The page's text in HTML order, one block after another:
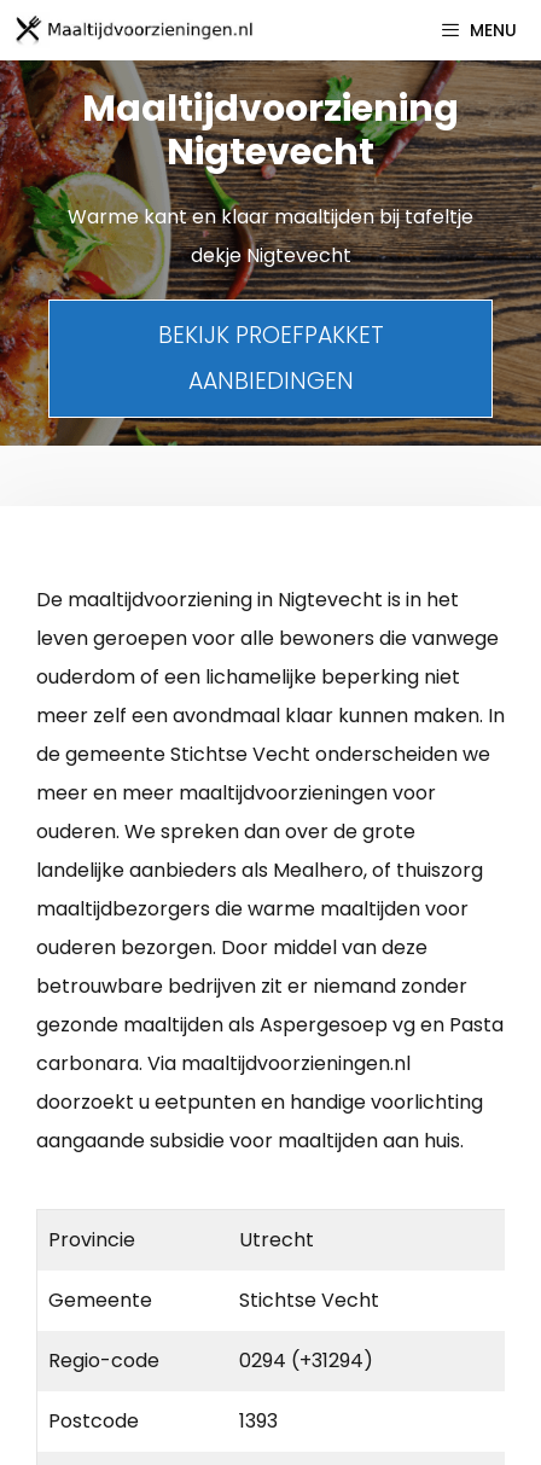
Spring
naar
inhoud
MENU
Maaltijdvoorziening
Nigtevecht
Warme kant en klaar maaltijden bij tafeltje
dekje Nigtevecht
BEKIJK PROEFPAKKET
AANBIEDINGEN
De maaltijdvoorziening in Nigtevecht is in het
leven geroepen voor alle bewoners die vanwege
ouderdom of een lichamelijke beperking niet
meer zelf een avondmaal klaar kunnen maken. In
de gemeente Stichtse Vecht onderscheiden we
meer en meer maaltijdvoorzieningen voor
ouderen. We spreken dan over de grote
landelijke aanbieders als Mealhero, of thuiszorg
maaltijdbezorgers die warme maaltijden voor
ouderen bezorgen. Door middel van deze
betrouwbare bedrijven zit er niemand zonder
gezonde maaltijden als Aspergesoep vg en Pasta
carbonara. Via maaltijdvoorzieningen.nl
doorzoekt u eetpunten en handige voorlichting
aangaande subsidie voor maaltijden aan huis.
Provincie Utrecht
Gemeente Stichtse Vecht
Regio-code 0294 (+31294)
Postcode 1393